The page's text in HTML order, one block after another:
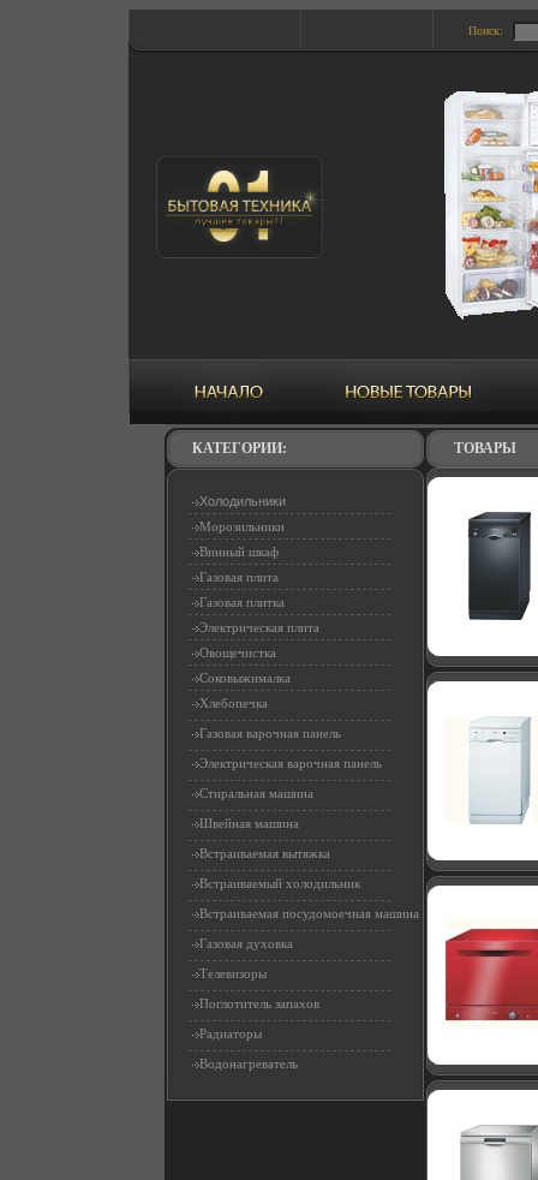
Поиск:
КАТЕГОРИИ:
Холодильники
Морозильники
Винный шкаф
Газовая плита
Газовая плитка
Электрическая плита
Овощечистка
Соковыжималка
Хлебопечка
Газовая варочная панель
Электрическая варочная панель
Стиральная машина
Швейная машина
Встраиваемая вытяжка
Встраиваемый холодильник
Встраиваемая посудомоечная машина
Газовая духовка
Телевизоры
Поглотитель запахов
Радиаторы
Водонагреватель
ТОВАРЫ